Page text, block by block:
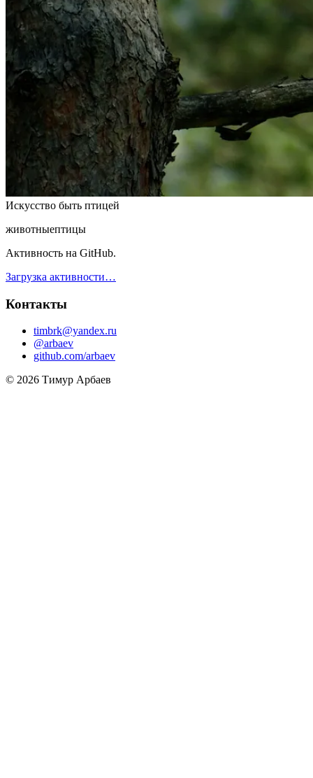
Искусство быть птицей
животныептицы
Активность на GitHub.
Загрузка активности…
Контакты
timbrk@yandex.ru
@arbaev
github.com/arbaev
© 2026 Тимур Арбаев